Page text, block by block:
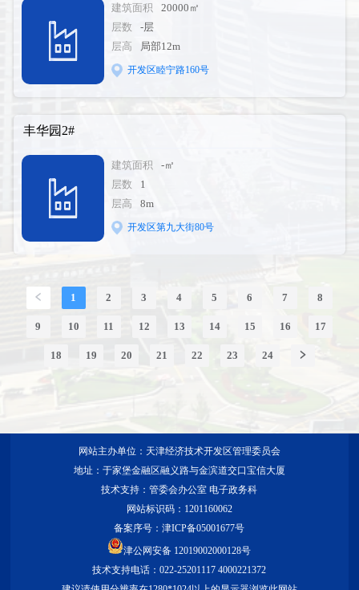
建筑面积
20000㎡
层数
-层
层高
局部12m
开发区睦宁路160号
丰华园2#
建筑面积
-㎡
层数
1
层高
8m
开发区第九大街80号
1 2 3 4 5 6 7 8
9 10 11 12 13 14 15 16 17
18 19 20 21 22 23 24
网站主办单位：天津经济技术开发区管理委员会
地址：于家堡金融区融义路与金滨道交口宝信大厦
技术支持：管委会办公室 电子政务科
网站标识码：1201160062
备案序号：津ICP备05001677号
津公网安备 12019002000128号
技术支持电话：022-25201117 4000221372